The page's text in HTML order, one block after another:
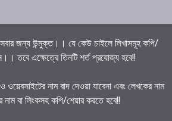
জন্য উন্মুক্ত।। যে কেউ চাইলে লিখাসমূহ কপি/
তবে এক্ষেত্রে তিনটি শর্ত প্রযোজ্য হবে!!
নাম বাদ দেওয়া যাবেনা এবং লেখকের নাম
নাম বা লিংকসহ কপি/শেয়ার করতে হবে!!